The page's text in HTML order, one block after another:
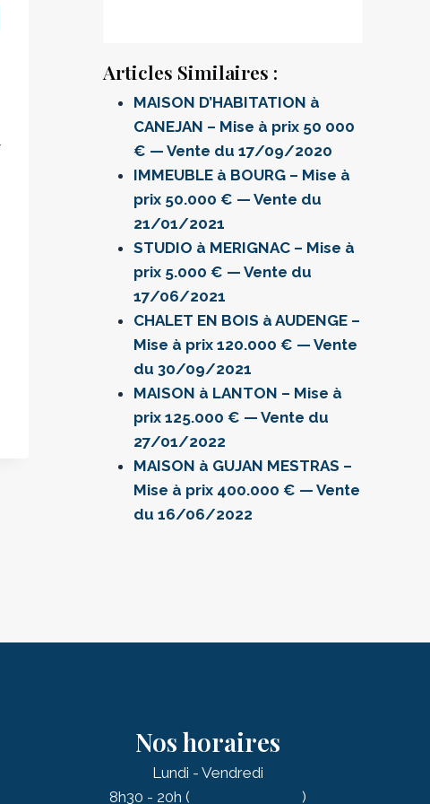
Articles Similaires :
MAISON D’HABITATION à
CANEJAN – Mise à prix 50 000
€ — Vente du 17/09/2020
IMMEUBLE à BOURG – Mise à
prix 50.000 € — Vente du
21/01/2021
STUDIO à MERIGNAC – Mise à
prix 5.000 € — Vente du
17/06/2021
CHALET EN BOIS à AUDENGE –
Mise à prix 120.000 € — Vente
du 30/09/2021
MAISON à LANTON – Mise à
prix 125.000 € — Vente du
27/01/2022
MAISON à GUJAN MESTRAS –
Mise à prix 400.000 € — Vente
du 16/06/2022
Nos horaires
Lundi - Vendredi
8h30 - 20h (
)